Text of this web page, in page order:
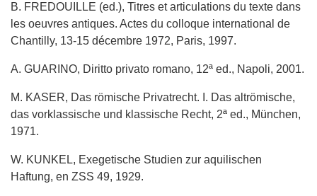
B. FREDOUILLE (ed.), Titres et articulations du texte dans
les oeuvres antiques. Actes du colloque international de
Chantilly, 13-15 décembre 1972, Paris, 1997.
A. GUARINO, Diritto privato romano, 12ª ed., Napoli, 2001.
M. KASER, Das römische Privatrecht. I. Das altrömische,
das vorklassische und klassische Recht, 2ª ed., München,
1971.
W. KUNKEL, Exegetische Studien zur aquilischen
Haftung, en ZSS 49, 1929.